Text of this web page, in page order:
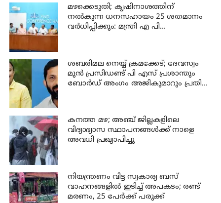
മഴക്കെടുതി; കൃഷിനാശത്തിന്
നല്‍കുന്ന ധനസഹായം 25 ശതമാനം
വര്‍ധിപ്പിക്കും: മന്ത്രി എ പി
ശബരിമല നെയ്യ് ക്രമക്കേട്; ദേവസ്വം
മുന്‍ പ്രസിഡണ്ട് പി എസ് പ്രശാന്തും
ബോര്‍ഡ് അംഗം അജികുമാറും പ്രതി
കനത്ത മഴ; അഞ്ച്‌ ജില്ലകളിലെ
വിദ്യാഭ്യാസ സ്ഥാപനങ്ങള്‍ക്ക് നാളെ
അവധി പ്രഖ്യാപിച്ചു
നിയന്ത്രണം വിട്ട സ്വകാര്യ ബസ്
വാഹനങ്ങളില്‍ ഇടിച്ച് അപകടം; രണ്ട്
മരണം, 25 പേർക്ക് പരുക്ക്